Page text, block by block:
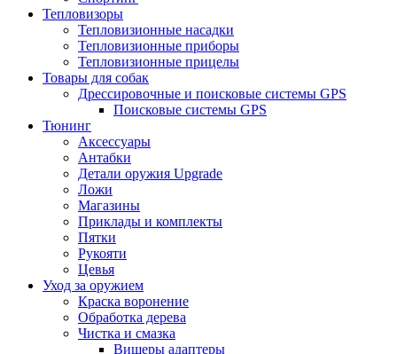
Тепловизоры
Тепловизионные насадки
Тепловизионные приборы
Тепловизионные прицелы
Товары для собак
Дрессировочные и поисковые системы GPS
Поисковые системы GPS
Тюнинг
Аксессуары
Антабки
Детали оружия Upgrade
Ложи
Магазины
Приклады и комплекты
Пятки
Рукояти
Цевья
Уход за оружием
Краска воронение
Обработка дерева
Чистка и смазка
Вишеры адаптеры